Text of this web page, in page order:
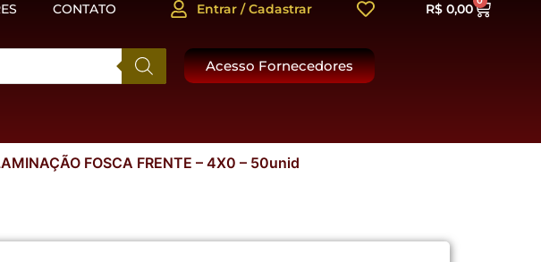
CONTATO Entrar / Cadastrar R$0,00
Acesso Fornecedores
FOSCA FRENTE – 4X0 – 50unid